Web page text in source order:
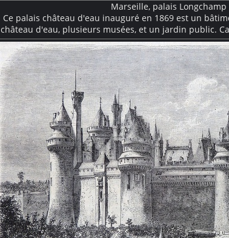
Marseille, palais Longchamp
Ce palais château d'eau inauguré en 1869 est un
château d'eau, plusieurs musées, et un jardin public.
classique, il présente plusieurs pavillons reliés par
surplombant une imposante pièce d'eau